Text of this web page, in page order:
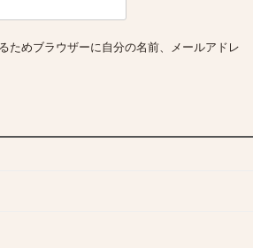
ためブラウザーに自分の名前、メールアドレ